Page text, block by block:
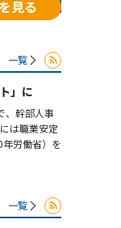
見る
一覧
」に
、幹部人事
は職業安定
労働省）を
一覧